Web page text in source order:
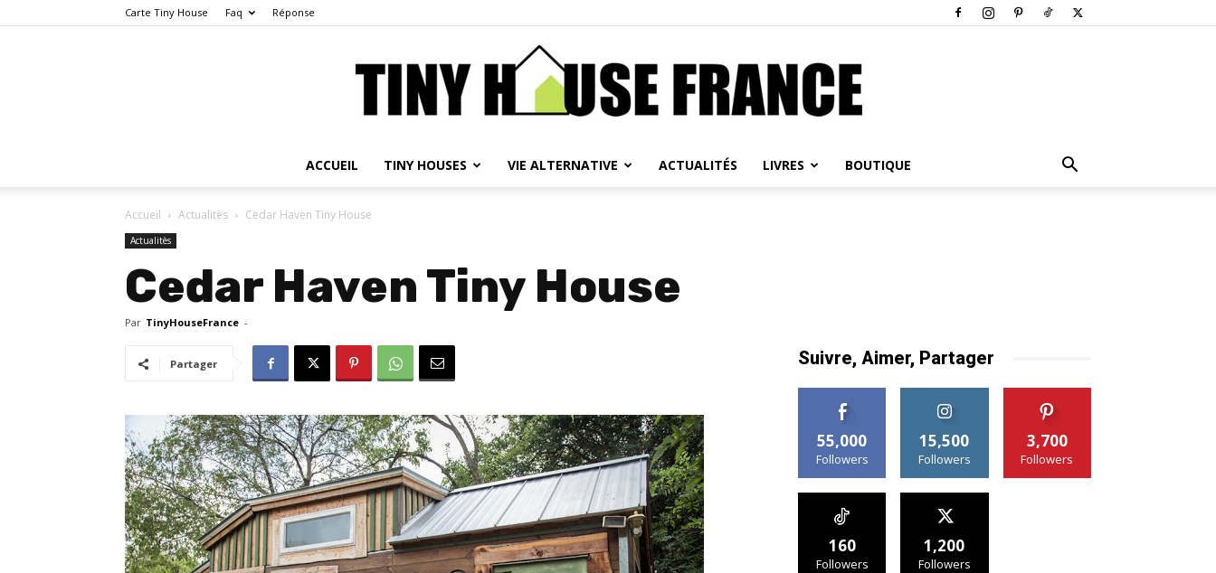
Carte Tiny House Faq Réponse
House
France
ACCUEIL TINY HOUSES VIE ALTERNATIVE ACTUALITÉS LIVRES BOUTIQUE
Accueil Actualitès Cedar Haven Tiny House
Actualitès
Cedar Haven Tiny House
Par TinyHouseFrance -
Partager Suivre, Aimer, Partager
55,000
Followers
15,500
Followers
3,700
Followers
160
Followers
1,200
Followers